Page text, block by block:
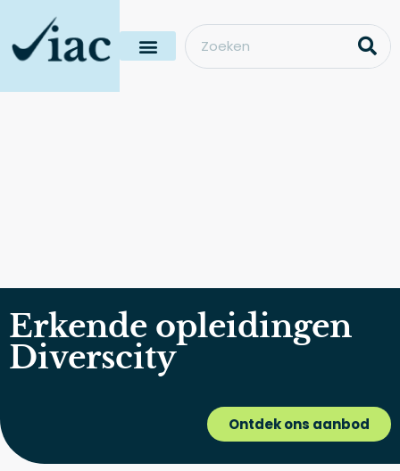
Erkende opleidingen
Diverscity
Ontdek ons aanbod